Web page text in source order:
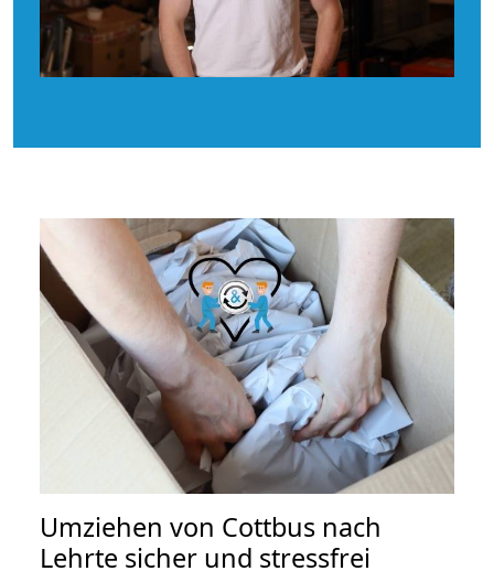
Umziehen von Cottbus nach
Lehrte sicher und stressfrei